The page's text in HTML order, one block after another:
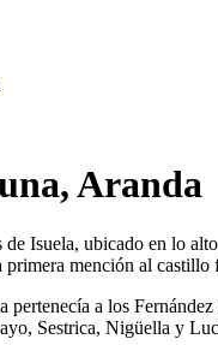
Aranda
Isuela, ubicado en lo
mención al
a los
Sestrica, Nigüella y